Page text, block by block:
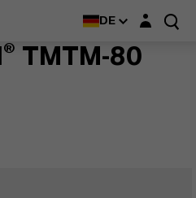
DE Login-Maske
TMTM-80